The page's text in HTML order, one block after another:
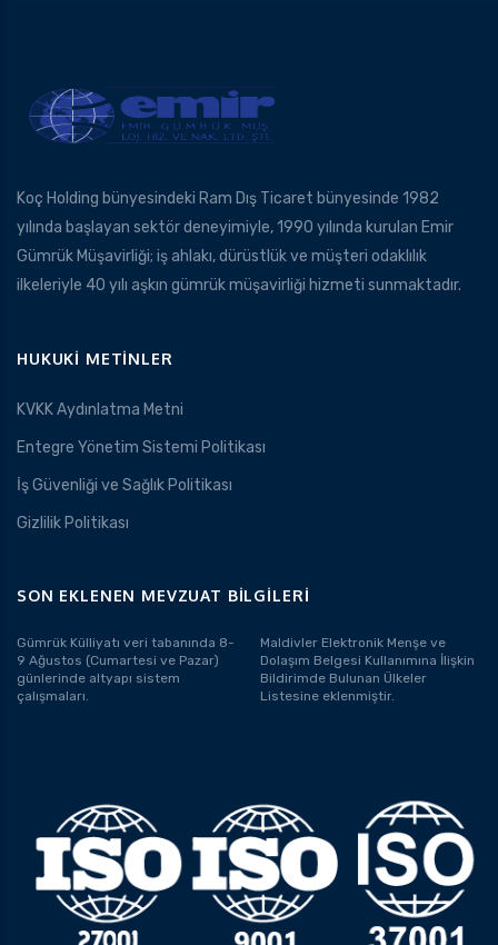
Koç Holding bünyesindeki Ram Dış Ticaret bünyesinde 1982
yılında başlayan sektör deneyimiyle, 1990 yılında kurulan Emir
Gümrük Müşavirliği; iş ahlakı, dürüstlük ve müşteri odaklılık
ilkeleriyle 40 yılı aşkın gümrük müşavirliği hizmeti sunmaktadır.
HUKUKI METINLER
KVKK Aydınlatma Metni
Entegre Yönetim Sistemi Politikası
İş Güvenliği ve Sağlık Politikası
Gizlilik Politikası
SON EKLENEN MEVZUAT BILGILERI
Gümrük Külliyatı veri tabanında 8-
9 Ağustos (Cumartesi ve Pazar)
günlerinde altyapı sistem
çalışmaları.
Maldivler Elektronik Menşe ve
Dolaşım Belgesi Kullanımına İlişkin
Bildirimde Bulunan Ülkeler
Listesine eklenmiştir.